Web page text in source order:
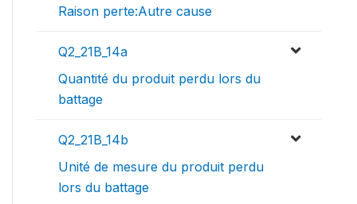
Raison perte:Autre cause
Q2_21B_14a
Quantité du produit perdu lors du
battage
Q2_21B_14b
Unité de mesure du produit perdu
lors du battage